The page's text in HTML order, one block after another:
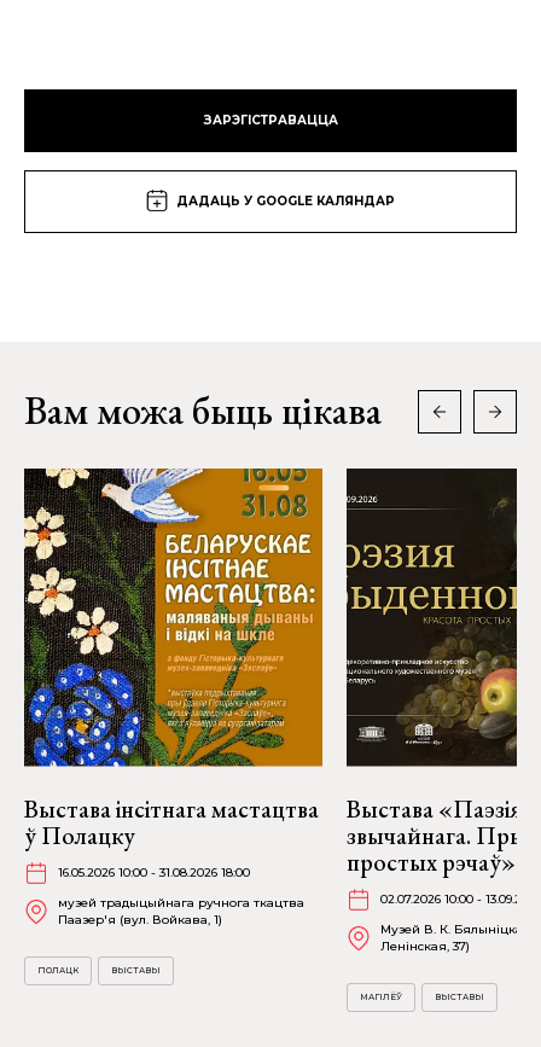
ЗАРЭГІСТРАВАЦЦА
ДАДАЦЬ У GOOGLE КАЛЯНДАР
Вам можа быць цікава
Выстава інсітнага мастацтва
ў Полацку
16.05.2026 10:00 - 31.08.2026 18:00
музей традыцыйнага ручнога ткацтва
Паазер'я (вул. Войкава, 1)
ПОЛАЦК ВЫСТАВЫ
Выстава «Паэзія
звычайнага.
простых рэчаў» у
02.07.2026 10:00 -
Музей В. К. Бялыніцкага-
Ленінская, 37)
МАГІЛЁЎ ВЫСТАВЫ